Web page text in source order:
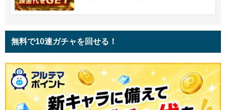
無料で10連ガチャを回せる！